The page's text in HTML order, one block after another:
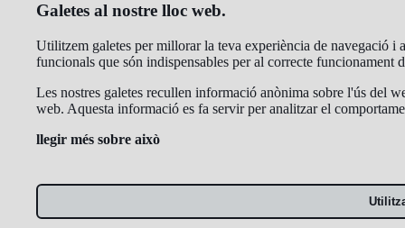
Galetes al nostre lloc web.
Utilitzem galetes per millorar la teva experiència de navegació i
funcionals que són indispensables per al correcte funcionament
Les nostres galetes recullen informació anònima sobre l'ús del
web. Aquesta informació es fa servir per analitzar el
llegir més sobre això